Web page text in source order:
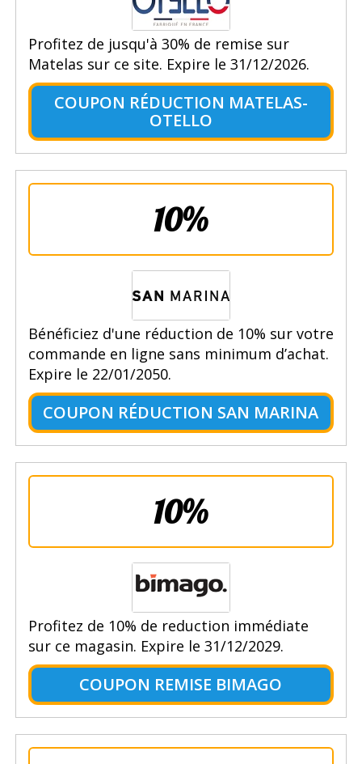
Profitez de jusqu'à 30% de remise sur
Matelas sur ce site. Expire le 31/12/2026.
COUPON RÉDUCTION MATELAS-
OTELLO
10%
Bénéficiez d'une réduction de 10% sur votre
commande en ligne sans minimum d’achat.
Expire le 22/01/2050.
COUPON RÉDUCTION SAN MARINA
10%
Profitez de 10% de reduction immédiate
sur ce magasin. Expire le 31/12/2029.
COUPON REMISE BIMAGO